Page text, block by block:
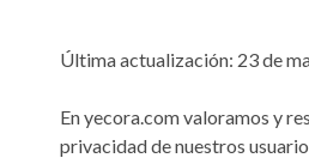
Última actualización: 23 de
En yecora.com valoramos y
privacidad de nuestros